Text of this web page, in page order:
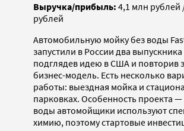
Выручка/прибыль: 4,1 млн рублей
рублей
Автомобильную мойку без воды
запустили в России два
подглядев идею в США и повторив
бизнес-модель. Есть несколько
работы: выездная мойка и
парковках. Особенность проекта —
воды автомойщики используют
химию, поэтому стартовые